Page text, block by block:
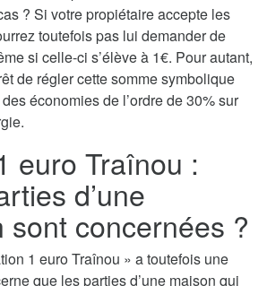
? Si votre propiétaire accepte les
toutefois pas lui demander de
si celle-ci s’élève à 1€. Pour autant,
de régler cette somme symbolique
économies de l’ordre de 30% sur
euro Traînou :
d’une
sont concernées ?
1 euro Traînou » a toutefois une
que les parties d’une maison qui